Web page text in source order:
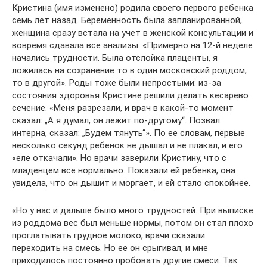
Кристина (имя изменено) родила своего первого ребенка
семь лет назад. Беременность была запланированной,
женщина сразу встала на учет в женской консультации и
вовремя сдавала все анализы. «Примерно на 12-й неделе
начались трудности. Была отслойка плаценты, я
ложилась на сохранение то в один московский роддом,
то в другой». Роды тоже были непростыми: из-за
состояния здоровья Кристине решили делать кесарево
сечение. «Меня разрезали, и врач в какой-то момент
сказал: „А я думал, он лежит по-другому“. Позвал
интерна, сказал: „Будем тянуть“». По ее словам, первые
несколько секунд ребенок не дышал и не плакал, и его
«еле откачали». Но врачи заверили Кристину, что с
младенцем все нормально. Показали ей ребенка, она
увидела, что он дышит и моргает, и ей стало спокойнее.
«Но у нас и дальше было много трудностей. При выписке
из роддома вес был меньше нормы, потом он стал плохо
проглатывать грудное молоко, врачи сказали
переходить на смесь. Но ее он срыгивал, и мне
приходилось постоянно пробовать другие смеси. Так